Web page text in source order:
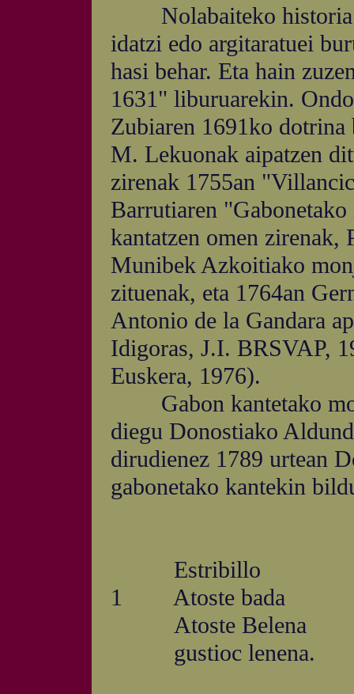
Nolabaiteko historia
idatzi edo argitaratuei
hasi behar. Eta hain
1631" liburuarekin.
Zubiaren 1691ko
M. Lekuonak aipatzen
zirenak 1755an
Barrutiaren
kantatzen omen zirenak,
Munibek Azkoitiako
zituenak, eta 1764an
Antonio de la Gandara
Idigoras, J.I. BRSVAP,
Euskera, 1976).
Gabon kantetako
diegu Donostiako
dirudienez 1789 urtean
gabonetako kantekin
Estribillo
1 Atoste bada
Atoste Belena
gustioc lenena.